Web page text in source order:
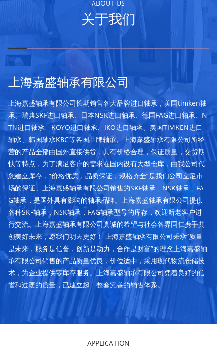
ABOUT US
关于我们
上海嘉盛轴承有限公司
上海嘉盛轴承有限公司长期销售各大品牌进口轴承，美国timken轴
承、瑞典SKF进口轴承、日本NSK进口轴承、德国FAG进口轴承、N
TN进口轴承、KOYO进口轴承、IKO进口轴承、美国TIMKEN进口
轴承、韩国轴承KBC等各国品牌轴承。上海嘉盛轴承有限公司所经
营的产品全部由国外直接供货，具有价格合理，保证质量，交货期
快等特点，为了满足客户的需求在国内设有大型仓库，由我公司代
您建立库存，“价格优廉，品质保证，规格齐全”是我们公司立足市
场的保证。上海嘉盛轴承有限公司销售的SKF轴承，NSK轴承，FA
G轴承，是国外具有影响的轴承品牌。上海嘉盛轴承有限公司提供
各种SKF轴承，NSK轴承，FAG轴承型号的库存，欢迎新老客户进
行交流。上海嘉盛轴承有限公司真诚的希望与社会各界同仁携手共
创美好未来，愿我们明天更好！ 上海嘉盛轴承有限公司秉承“质量
是未来，服务是信誉，创新是动力，合作是财富”的理念上海嘉盛轴
承有限公司销售的产品质量优良，价位适中，采用现代物流仓储技
术，为企业提供零库存服务。上海嘉盛轴承有限公司凭着良好的信
誉和过硬的质量，已建立起一整套完善的销售体系。
APPLICATION